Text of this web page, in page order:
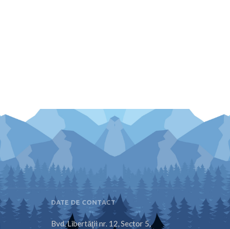
DATE DE CONTACT
Bvd. Libertăţii nr. 12, Sector 5,